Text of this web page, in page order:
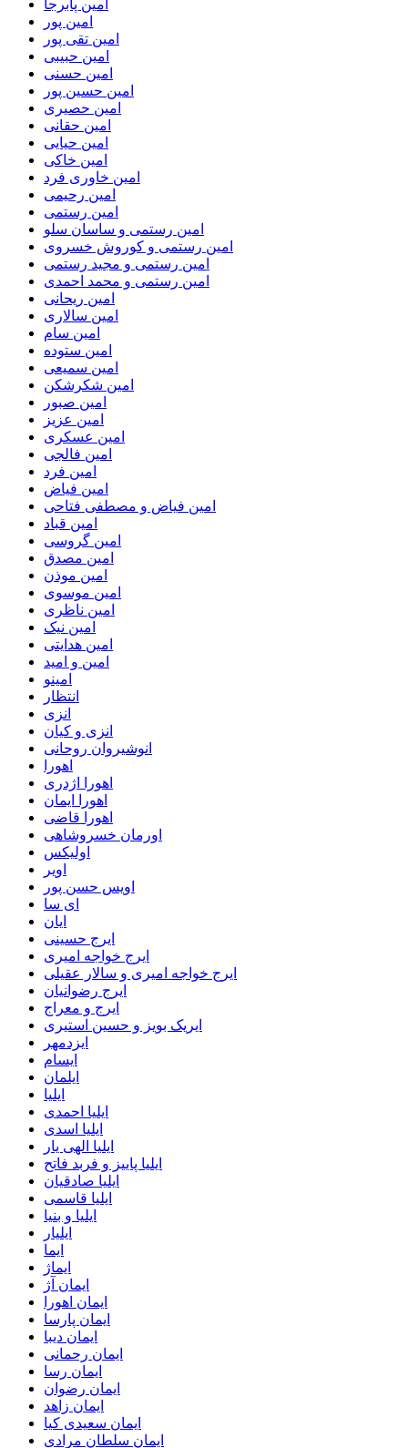
امین پابرجا
امین پور
امین تقی پور
امین حبیبی
امین حسنی
امین حسین پور
امین حصیری
امین حقانی
امین حیایی
امین خاکی
امین خاوری فرد
امین رحیمی
امین رستمی
امین رستمی و ساسان سلو
امین رستمی و کوروش خسروی
امین رستمی و مجید رستمی
امین رستمی و محمد احمدی
امین ریحانی
امین سالاری
امین سام
امین ستوده
امین سمیعی
امین شکرشکن
امین صبور
امین عزیز
امین عسکری
امین فالجی
امین فرد
امین فیاض
امین فیاض و مصطفی فتاحی
امین قباد
امین گروسی
امین مصدق
امین موذن
امین موسوی
امین ناظری
امین نیک
امین هدایتی
امین و امید
امینو
انتظار
انزی
انزی و کیان
انوشیروان روحانی
اهورا
اهورا اژدری
اهورا ایمان
اهورا قاضی
اورمان خسروشاهی
اولیکس
اویر
اویس حسن پور
ای سا
ایان
ایرج حسینی
ایرج خواجه امیری
ایرج خواجه امیری و سالار عقیلی
ایرج رضوانیان
ایرج و معراج
ایریک بویز و حسین استیری
ایزدمهر
ایسام
ایلمان
ایلیا
ایلیا احمدی
ایلیا اسدی
ایلیا الهی یار
ایلیا پاییز و فربد فاتح
ایلیا صادقیان
ایلیا قاسمی
ایلیا و بنیا
ایلیار
ایما
ایماژ
ایمان آژ
ایمان اهورا
ایمان پارسا
ایمان دیبا
ایمان رحمانی
ایمان رسا
ایمان رضوان
ایمان زاهد
ایمان سعیدی کیا
ایمان سلطان مرادی